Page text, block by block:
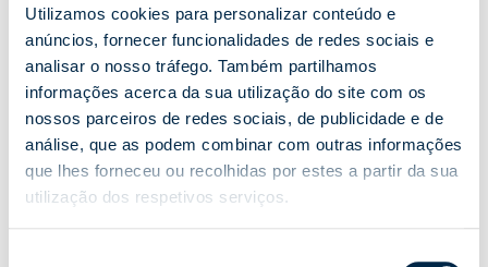
Utilizamos cookies para personalizar conteúdo e
anúncios, fornecer funcionalidades de redes sociais e
analisar o nosso tráfego. Também partilhamos
informações acerca da sua utilização do site com os
nossos parceiros de redes sociais, de publicidade e de
análise, que as podem combinar com outras informações
que lhes forneceu ou recolhidas por estes a partir da sua
utilização dos respetivos serviços.
li_gc LinkedIn
Stores the user's
cookie consent state
for the current domain
180 dias
rc::a Google
This cookie is used to
distinguish between
humans and bots. This
is beneficial for the
website, in order to
Persisten
te